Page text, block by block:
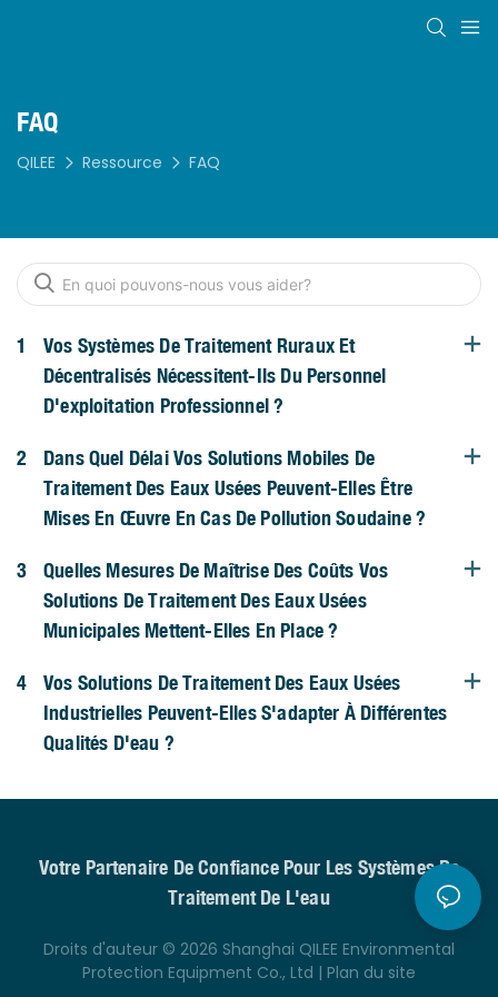
FAQ
QILEE Ressource FAQ
1
Vos Systèmes De Traitement Ruraux Et
Décentralisés Nécessitent-Ils Du Personnel
D'exploitation Professionnel ?
2
Dans Quel Délai Vos Solutions Mobiles De
Traitement Des Eaux Usées Peuvent-Elles Être
Mises En Œuvre En Cas De Pollution Soudaine ?
3
Quelles Mesures De Maîtrise Des Coûts Vos
Solutions De Traitement Des Eaux Usées
Municipales Mettent-Elles En Place ?
4
Vos Solutions De Traitement Des Eaux Usées
Industrielles Peuvent-Elles S'adapter À Différentes
Qualités D'eau ?
Votre Partenaire De Confiance Pour Les Systèmes De
Traitement De L'eau
Droits d'auteur © 2026 Shanghai QILEE Environmental
Protection Equipment Co., Ltd | Plan du site